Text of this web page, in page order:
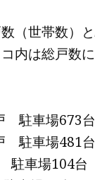
（世帯数）
内は総戸数
駐車場673
駐車場481
車場104台